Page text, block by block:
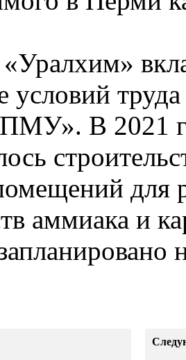
условий
В 2021
для
аммиака и